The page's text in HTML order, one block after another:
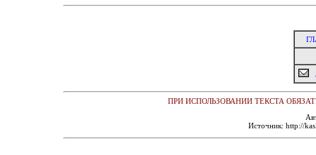
ПРИ ИСПОЛЬЗОВАНИИ ТЕКСТА
Источник: http://